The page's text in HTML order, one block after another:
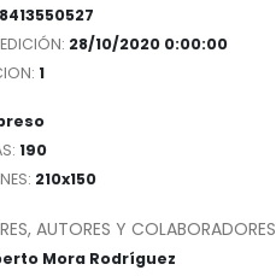
28/10/2020 0:00:00
1
190
210x150
AUTORES Y COLABORADORES
Mora Rodríguez